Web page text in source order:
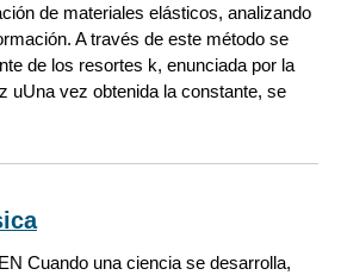
de materiales elásticos, analizando
A través de este método se
de los resortes k, enunciada por la
uUna vez obtenida la constante, se
Cuando una ciencia se desarrolla,